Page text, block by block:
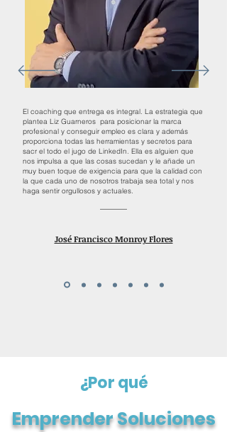
El coaching que entrega es integral. La estrategia que
plantea Liz Guarneros para posicionar la marca
profesional y conseguir empleo es clara y además
proporciona todas las herramientas y secretos para
sacr el todo el jugo de LinkedIn. Ella es alguien que
nos impulsa a que las cosas sucedan y le añade un
muy buen toque de exigencia para que la calidad con
la que cada uno de nosotros trabaja sea total y nos
haga sentir orgullosos y actuales.
José Francisco Monroy Flores
¿Por qué
Emprender Soluciones